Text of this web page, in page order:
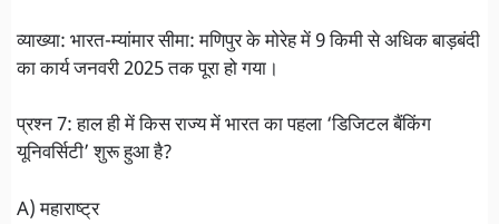
व्याख्या: भारत-म्यांमार सीमा: मणिपुर के मोरेह में 9 किमी से अधिक बाड़बंदी
का कार्य जनवरी 2025 तक पूरा हो गया।
प्रश्न 7: हाल ही में किस राज्य में भारत का पहला ‘डिजिटल बैंकिंग
यूनिवर्सिटी’ शुरू हुआ है?
A) महाराष्ट्र